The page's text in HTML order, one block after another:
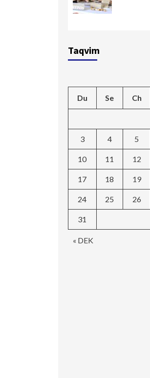
Taqvim
Du Se Ch
« DEK
3 4 5
10 11 12
17 18 19
24 25 26
31